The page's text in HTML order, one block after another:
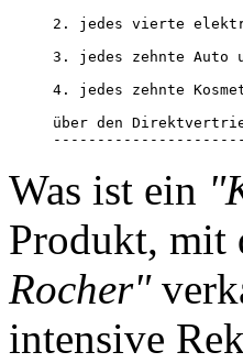
2. jedes vierte
3. jedes zehnte Auto
4. jedes zehnte
über den
Was ist ein
Produkt, mit
Rocher"
intensive